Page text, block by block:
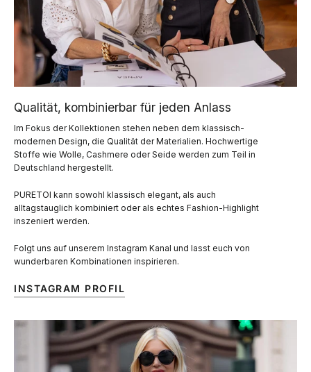
Qualität, kombinierbar für jeden Anlass
Im Fokus der Kollektionen stehen neben dem klassisch-
modernen Design, die Qualität der Materialien. Hochwertige
Stoffe wie Wolle, Cashmere oder Seide werden zum Teil in
Deutschland hergestellt.
PURETOI kann sowohl klassisch elegant, als auch
alltagstauglich kombiniert oder als echtes Fashion-Highlight
inszeniert werden.
Folgt uns auf unserem Instagram Kanal und lasst euch von
wunderbaren Kombinationen inspirieren.
INSTAGRAM PROFIL